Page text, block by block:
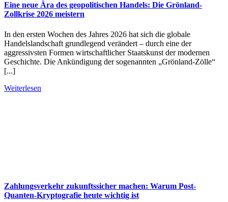
Eine neue Ära des geopolitischen Handels: Die Grönland-
Zollkrise 2026 meistern
In den ersten Wochen des Jahres 2026 hat sich die globale
Handelslandschaft grundlegend verändert – durch eine der
aggressivsten Formen wirtschaftlicher Staatskunst der modernen
Geschichte. Die Ankündigung der sogenannten „Grönland-Zölle“
[...]
Weiterlesen
Zahlungsverkehr zukunftssicher machen: Warum Post-
Quanten-Kryptografie heute wichtig ist